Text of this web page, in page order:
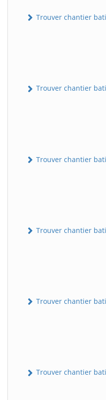
Trouver chantier
Trouver chantier
Trouver chantier
Trouver chantier
Trouver chantier
Trouver chantier